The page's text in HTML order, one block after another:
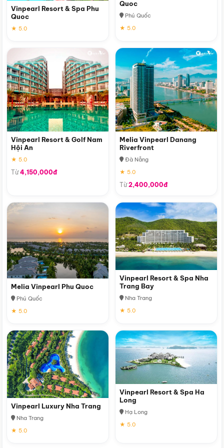
Vinpearl Resort & Spa Phu
Quoc
★ 5.0
Quoc
Phú Quốc
★ 5.0
Vinpearl Resort & Golf Nam
Hội An
★ 5.0
Từ4,150,000đ
Melia Vinpearl Danang
Riverfront
Đà Nẵng
★ 5.0
Từ2,400,000đ
Melia Vinpearl Phu Quoc
Phú Quốc
★ 5.0
Vinpearl Resort & Spa Nha
Trang Bay
Nha Trang
★ 5.0
Vinpearl Luxury Nha Trang
Nha Trang
★ 5.0
Vinpearl Resort & Spa Ha
Long
Hạ Long
★ 5.0